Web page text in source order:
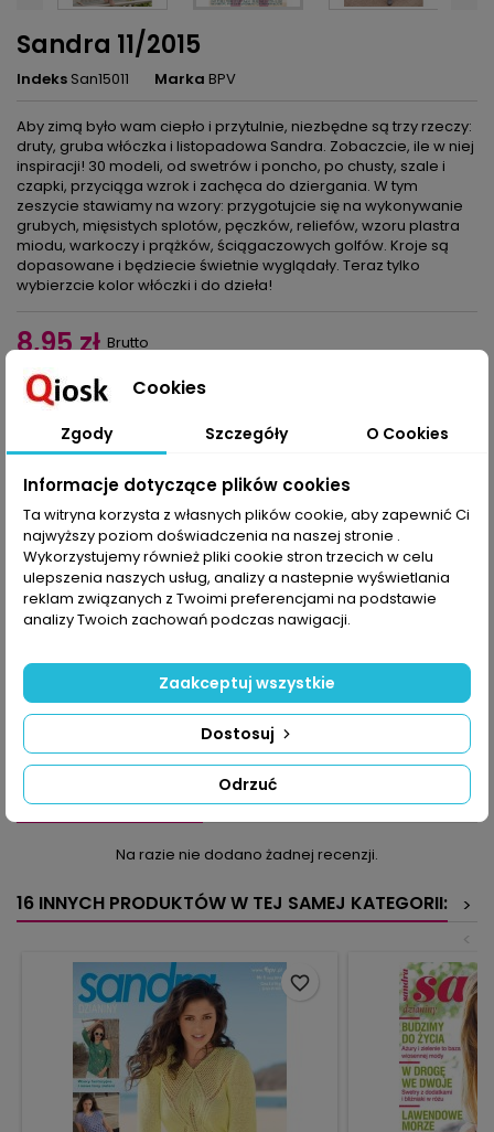
Sandra 11/2015
Indeks San15011 Marka BPV
Aby zimą było wam ciepło i przytulnie, niezbędne są trzy rzeczy:
druty, gruba włóczka i listopadowa Sandra. Zobaczcie, ile w niej
inspiracji! 30 modeli, od swetrów i poncho, po chusty, szale i
czapki, przyciąga wzrok i zachęca do dziergania. W tym
zeszycie stawiamy na wzory: przygotujcie się na wykonywanie
grubych, mięsistych splotów, pęczków, reliefów, wzoru plastra
miodu, warkoczy i prążków, ściągaczowych golfów. Kroje są
dopasowane i będziecie świetnie wyglądały. Teraz tylko
wybierzcie kolor włóczki i do dzieła!
8,95 zł Brutto
Ilość 
OPIS SZCZEGÓŁY PRODUKTU
Aby zimą było wam ciepło i przytulnie, niezbędne są trzy rzeczy:
druty, gruba włóczka i listopadowa Sandra. Zobaczcie, ile w niej
zeszycie stawiamy na wzory: przygotujcie się na wykonywanie
grubych, mięsistych splotów, pęczków, reliefów, wzoru plastra
miodu, warkoczy i prążków, ściągaczowych golfów. Kroje są
dopasowane i będziecie świetnie wyglądały. Teraz tylko
wybierzcie kolor włóczki i do dzieła!
KOMENTARZE (0) Oceń
Na razie nie dodano żadnej recenzji.
16 INNYCH PRODUKTÓW W TEJ SAMEJ KATEGORII:
>
<
favorite_border
Cookies
Zgody Szczegóły O Cookies
Informacje dotyczące plików cookies
Ta witryna korzysta z własnych plików cookie, aby zapewnić Ci
najwyższy poziom doświadczenia na naszej stronie .
Wykorzystujemy również pliki cookie stron trzecich w celu
ulepszenia naszych usług, analizy a nastepnie wyświetlania
reklam związanych z Twoimi preferencjami na podstawie
analizy Twoich zachowań podczas nawigacji.
Odrzuć
Dostosuj
Zaakceptuj wszystkie